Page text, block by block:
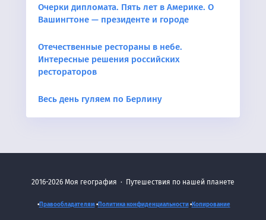
Очерки дипломата. Пять лет в Америке. О
Вашингтоне — президенте и городе
Отечественные рестораны в небе.
Интересные решения российских
рестораторов
Весь день гуляем по Берлину
2016-2026 Моя география · Путешествия по нашей планете
•Правообладателям•Политика конфиденциальности•Копирование